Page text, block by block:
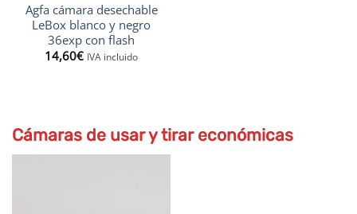
Agfa cámara desechable
LeBox blanco y negro
36exp con flash
14,60€ IVA incluido
Cámaras de usar y tirar económicas